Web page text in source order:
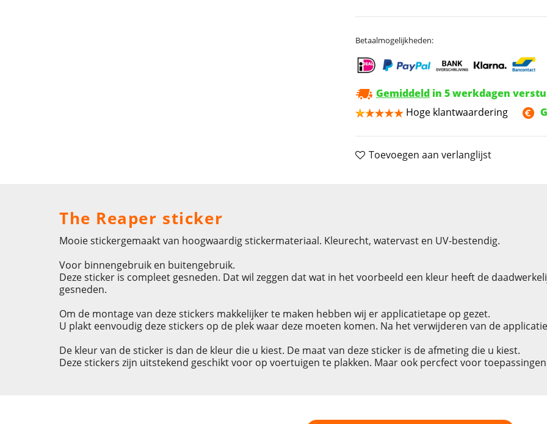
Betaalmogelijkheden:
Gemiddeld in 5 werkdagen
Hoge klantwaardering
Toevoegen aan verlanglijst
The Reaper sticker
Mooie stickergemaakt van hoogwaardig stickermateriaal. Kleurecht, watervast en UV-bestendig.
Voor binnengebruik en buitengebruik.
Deze sticker is compleet gesneden. Dat wil zeggen dat wat in het voorbeeld een kleur heeft de
gesneden.
Om de montage van deze stickers makkelijker te maken hebben wij er applicatietape op gezet.
U plakt eenvoudig deze stickers op de plek waar deze moeten komen. Na het verwijderen van de
De kleur van de sticker is dan de kleur die u kiest. De maat van deze sticker is de afmeting die u kiest.
Deze stickers zijn uitstekend geschikt voor op voertuigen te plakken. Maar ook percfect voor